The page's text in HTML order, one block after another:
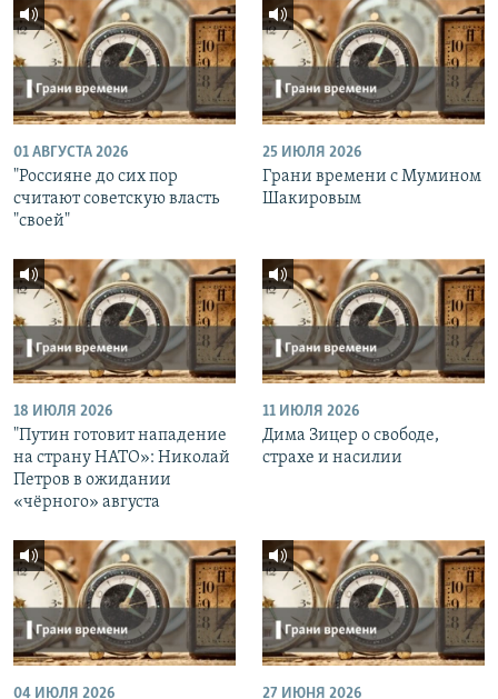
01 АВГУСТА 2026
"Россияне до сих пор
считают советскую власть
"своей"
25 ИЮЛЯ 2026
Грани времени с Мумином
Шакировым
18 ИЮЛЯ 2026
"Путин готовит нападение
на страну НАТО»: Николай
Петров в ожидании
«чёрного» августа
11 ИЮЛЯ 2026
Дима Зицер о свободе,
страхе и насилии
04 ИЮЛЯ 2026 27 ИЮНЯ 2026